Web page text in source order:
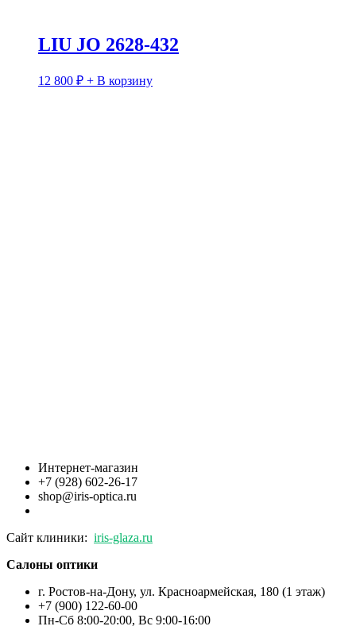
LIU JO 2628-432
12 800 ₽ + В корзину
Интернет-магазин
+7 (928) 602-26-17
shop@iris-optica.ru
Сайт клиники: iris-glaza.ru
Салоны оптики
г. Ростов-на-Дону, ул. Красноармейская, 180 (1 этаж)
+7 (900) 122-60-00
Пн-Cб 8:00-20:00, Вс 9:00-16:00